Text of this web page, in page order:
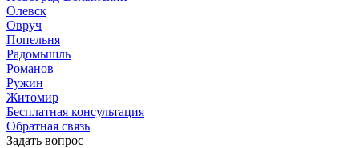
Олевск
Овруч
Попельня
Радомышль
Романов
Ружин
Житомир
Бесплатная консультация
Обратная связь
Задать вопрос